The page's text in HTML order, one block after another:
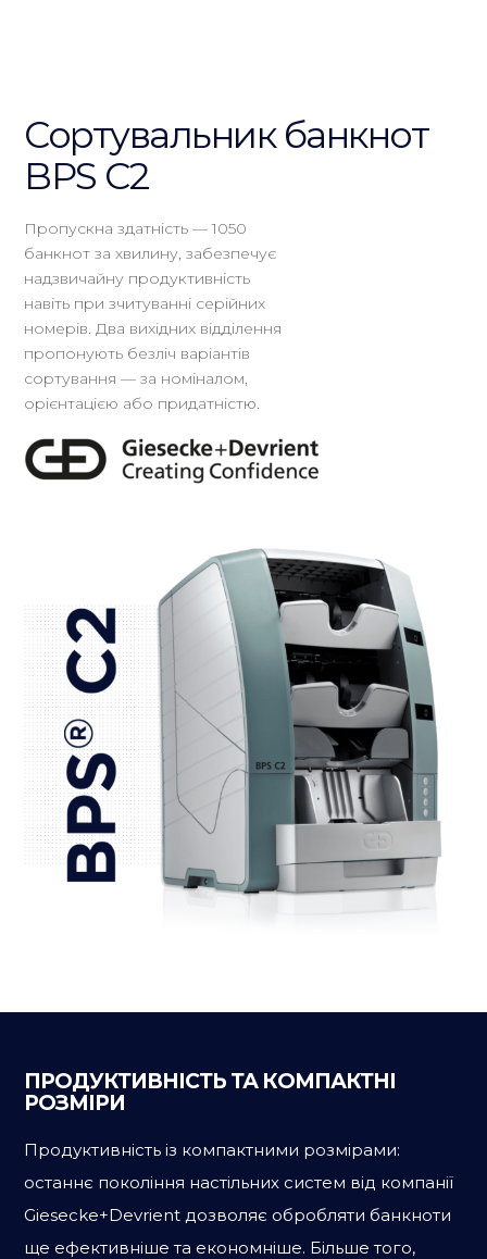
Сортувальник банкнот
BPS C2
Пропускна здатність — 1050
банкнот за хвилину, забезпечує
надзвичайну продуктивність
навіть при зчитуванні серійних
номерів. Два вихідних відділення
пропонують безліч варіантів
сортування — за номіналом,
орієнтацією або придатністю.
ПРОДУКТИВНІСТЬ ТА КОМПАКТНІ
РОЗМІРИ
Продуктивність із компактними розмірами:
останнє покоління настільних систем від компанії
Giesecke+Devrient дозволяє обробляти банкноти
ще ефективніше та економніше. Більше того,